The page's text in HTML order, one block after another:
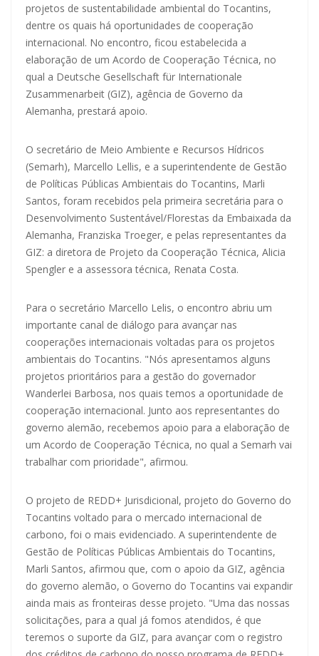
projetos de sustentabilidade ambiental do Tocantins,
dentre os quais há oportunidades de cooperação
internacional. No encontro, ficou estabelecida a
elaboração de um Acordo de Cooperação Técnica, no
qual a Deutsche Gesellschaft für Internationale
Zusammenarbeit (GIZ), agência de Governo da
Alemanha, prestará apoio.
O secretário de Meio Ambiente e Recursos Hídricos
(Semarh), Marcello Lellis, e a superintendente de Gestão
de Políticas Públicas Ambientais do Tocantins, Marli
Santos, foram recebidos pela primeira secretária para o
Desenvolvimento Sustentável/Florestas da Embaixada da
Alemanha, Franziska Troeger, e pelas representantes da
GIZ: a diretora de Projeto da Cooperação Técnica, Alicia
Spengler e a assessora técnica, Renata Costa.
Para o secretário Marcello Lelis, o encontro abriu um
importante canal de diálogo para avançar nas
cooperações internacionais voltadas para os projetos
ambientais do Tocantins. "Nós apresentamos alguns
projetos prioritários para a gestão do governador
Wanderlei Barbosa, nos quais temos a oportunidade de
cooperação internacional. Junto aos representantes do
governo alemão, recebemos apoio para a elaboração de
um Acordo de Cooperação Técnica, no qual a Semarh vai
trabalhar com prioridade", afirmou.
O projeto de REDD+ Jurisdicional, projeto do Governo do
Tocantins voltado para o mercado internacional de
carbono, foi o mais evidenciado. A superintendente de
Gestão de Políticas Públicas Ambientais do Tocantins,
Marli Santos, afirmou que, com o apoio da GIZ, agência
do governo alemão, o Governo do Tocantins vai expandir
ainda mais as fronteiras desse projeto. "Uma das nossas
solicitações, para a qual já fomos atendidos, é que
teremos o suporte da GIZ, para avançar com o registro